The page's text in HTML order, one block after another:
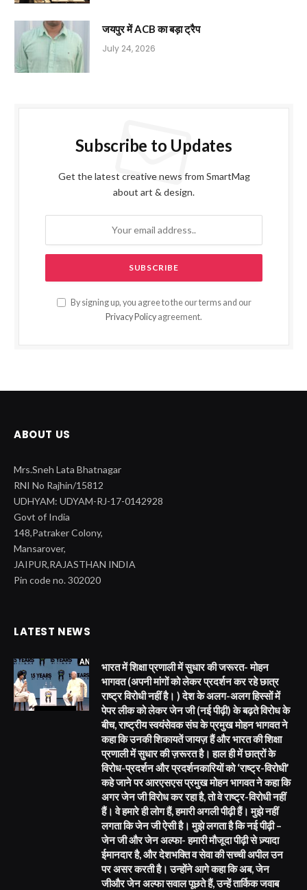
जयपुर में ACB का बड़ा ट्रैप
July 24, 2026
Subscribe to Updates
Get the latest creative news from SmartMag
about art & design.
By signing up, you agree to the our terms and our
Privacy Policy agreement.
ABOUT US
Mrs.Sneh Lata Bhatnagar
RNI No Rajhin/15812
UDHYAM: UDYAM-RJ-17-0142928
Govt of India
148,Patraker Colony,
Mansarover,
JAIPUR,RAJASTHAN INDIA
Pin code no. 302020
LATEST NEWS
भारत में शिक्षा प्रणाली में सुधार की जरूरत- मोहन
भागवत (अपनी मांगों को लेकर प्रदर्शन कर रहे छात्र
राष्ट्र विरोधी नहीं है। ) देश के अलग-अलग हिस्सों में
पेपर लीक को लेकर जेन जी (नई पीढ़ी) के बढ़ते विरोध के
बीच, राष्ट्रीय स्वयंसेवक संघ के प्रमुख मोहन भागवत ने
कहा कि उनकी शिकायतें जायज़ हैं और भारत की शिक्षा
प्रणाली में सुधार की ज़रूरत है। हाल ही में छात्रों के
विरोध-प्रदर्शन और प्रदर्शनकारियों को ‘राष्ट्र-विरोधी’
कहे जाने पर आरएसएस प्रमुख मोहन भागवत ने कहा कि
अगर जेन जी विरोध कर रहा है, तो वे राष्ट्र-विरोधी नहीं
हैं। वे हमारे ही लोग हैं, हमारी अगली पीढ़ी हैं। मुझे नहीं
लगता कि जेन जी ऐसी है। मुझे लगता है कि नई पीढ़ी –
जेन जी और जेन अल्फा- हमारी मौजूदा पीढ़ी से ज़्यादा
ईमानदार है, और देशभक्ति व सेवा की सच्ची अपील उन
पर असर करती है। उन्होंने आगे कहा कि अब, जेन
जीऔर जेन अल्फा सवाल पूछते हैं, उन्हें तार्किक जवाब